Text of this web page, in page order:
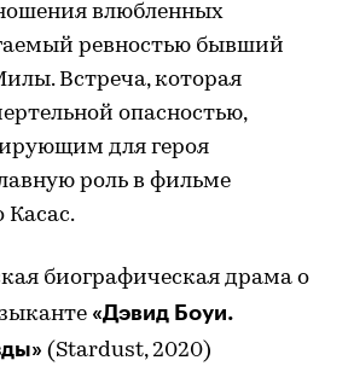
влюбленных
ревностью бывший
Встреча, которая
опасностью,
для героя
роль в фильме
биографическая драма о
«Дэвид Боуи.
(Stardust, 2020)